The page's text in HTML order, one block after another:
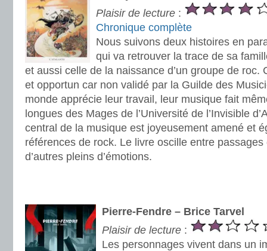
Plaisir de lecture :
Chronique complète
Nous suivons deux histoires en
qui va retrouver la trace de sa
et aussi celle de la naissance d’un groupe de roc.
et opportun car non validé par la Guilde des
monde apprécie leur travail, leur musique fait
longues des Mages de l’Université de l’Invisible
central de la musique est joyeusement amené et
références de rock. Le livre oscille entre
d’autres pleins d’émotions.
Pierre-Fendre – Brice Tarvel
Plaisir de lecture :
Les personnages vivent dans un